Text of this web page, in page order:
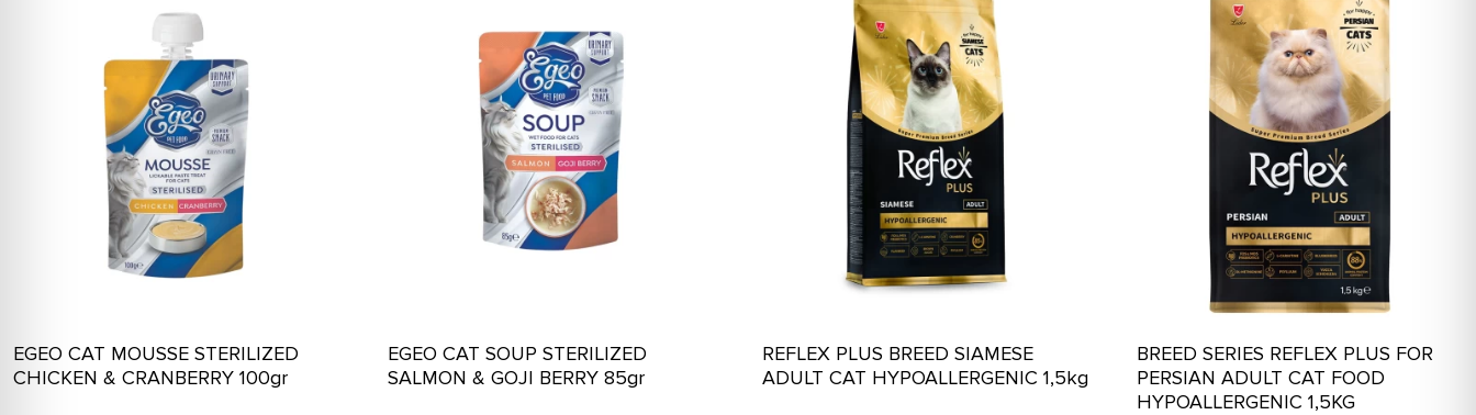
EGEO CAT MOUSSE STERILIZED
CHICKEN & CRANBERRY 100gr
EGEO CAT SOUP STERILIZED
SALMON & GOJI BERRY 85gr
REFLEX PLUS BREED SIAMESE
ADULT CAT HYPOALLERGENIC 1,5kg
BREED SERIES REFLEX PLUS FOR
PERSIAN ADULT CAT FOOD
HYPOALLERGENIC 1,5KG